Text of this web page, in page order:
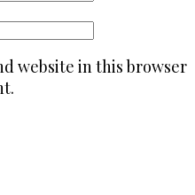
website in this browser